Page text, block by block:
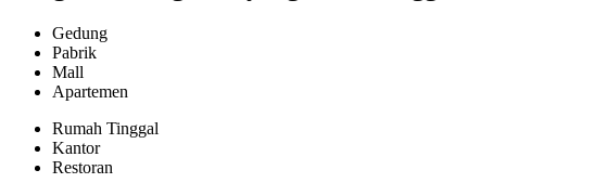
Gedung
Pabrik
Mall
Apartemen
Rumah Tinggal
Kantor
Restoran